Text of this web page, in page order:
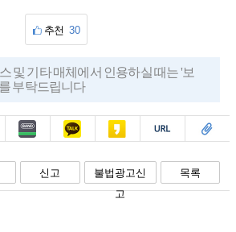
추천 30
및 기타 매체에서 인용하실 때는 '보
부탁드립니다
밴드 카톡 카스 복사 스크랩
신고
불법광고신
고
목록